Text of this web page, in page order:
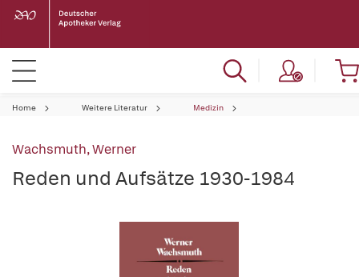
Home Weitere Literatur Medizin
Wachsmuth, Werner
Reden und Aufsätze 1930-1984